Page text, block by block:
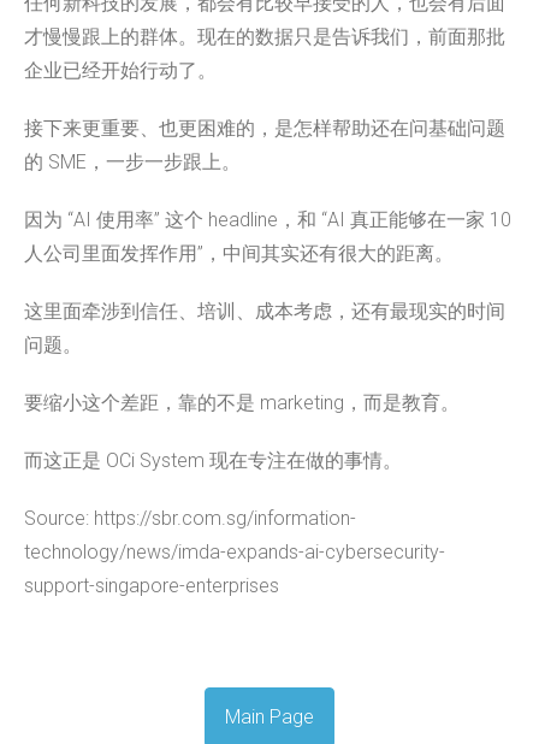
才慢慢跟上的群体。现在的数据只是告诉我们，前面那批
企业已经开始行动了。
接下来更重要、也更困难的，是怎样帮助还在问基础问题
的 SME，一步一步跟上。
因为 “AI 使用率” 这个 headline，和 “AI 真正能够在一家 10
人公司里面发挥作用”，中间其实还有很大的距离。
这里面牵涉到信任、培训、成本考虑，还有最现实的时间
问题。
要缩小这个差距，靠的不是 marketing，而是教育。
而这正是 OCi System 现在专注在做的事情。
Source: https://sbr.com.sg/information-
technology/news/imda-expands-ai-cybersecurity-
support-singapore-enterprises
Main Page